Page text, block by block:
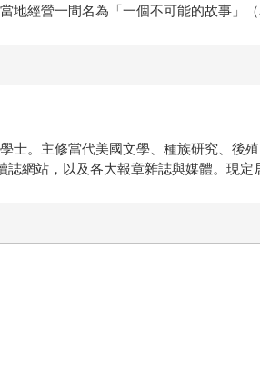
經營一間名為「一個不可能的故事」（
士。主修當代美國文學、種族研究、後
網站，以及各大報章雜誌與媒體。現定